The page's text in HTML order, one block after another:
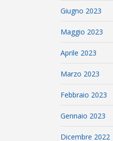
Giugno 2023
Maggio 2023
Aprile 2023
Marzo 2023
Febbraio 2023
Gennaio 2023
Dicembre 2022